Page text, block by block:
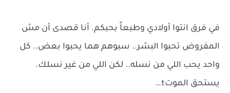
في فرق انتوا أولادي وطبعاً بحبكم. أنا قصدى أن مش
المفروض تحبوا البشر.. سبوهم هما يحبوا بعض.. كل
واحد يحب اللي من نسله.. لكن اللي من غير نسلك.
يستحق الموتt…